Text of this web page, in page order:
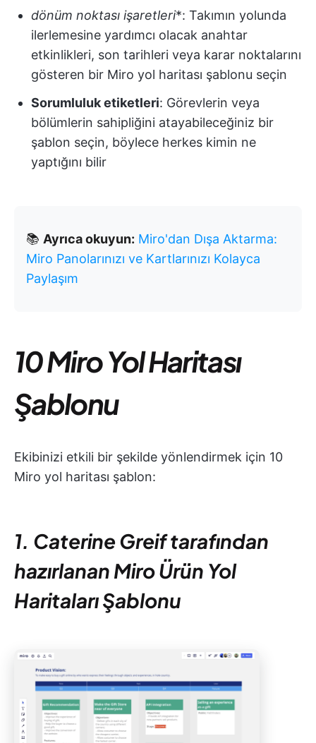
dönüm noktası işaretleri*: Takımın yolunda
ilerlemesine yardımcı olacak anahtar
etkinlikleri, son tarihleri veya karar noktalarını
gösteren bir Miro yol haritası şablonu seçin
Sorumluluk etiketleri: Görevlerin veya
bölümlerin sahipliğini atayabileceğiniz bir
şablon seçin, böylece herkes kimin ne
yaptığını bilir
📚 Ayrıca okuyun: Miro'dan Dışa Aktarma:
Miro Panolarınızı ve Kartlarınızı Kolayca
Paylaşım
10 Miro Yol Haritası
Şablonu
Ekibinizi etkili bir şekilde yönlendirmek için 10
Miro yol haritası şablon:
1. Caterine Greif tarafından
hazırlanan Miro Ürün Yol
Haritaları Şablonu